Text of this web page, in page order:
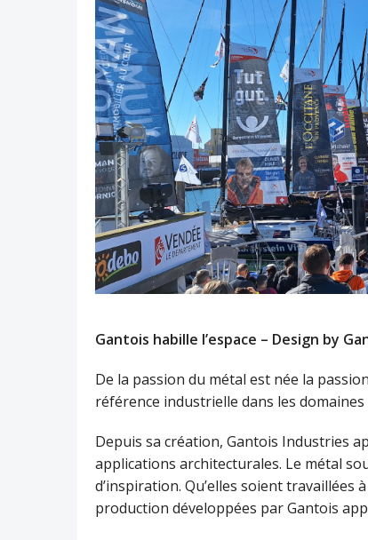
Gantois habille l’espace – Design by
De la passion du métal est née la
référence industrielle dans les
Depuis sa création, Gantois Industries
applications architecturales. Le métal
d’inspiration. Qu’elles soient
production développées par Gantois